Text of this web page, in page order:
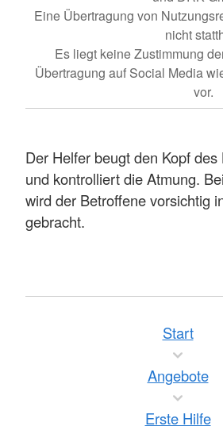
Eine Übertragung von
nicht
Es liegt keine Zustimmung
Übertragung auf Social Media
vor.
Der Helfer beugt den Kopf
und kontrolliert die Atmung.
wird der Betroffene vorsichtig
gebracht.
Start
Angebote
Erste Hilfe